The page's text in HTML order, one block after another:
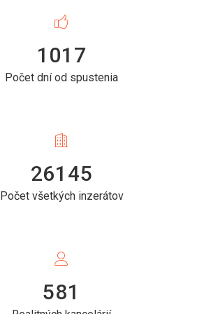
1017
Počet dní od spustenia
26145
Počet všetkých inzerátov
581